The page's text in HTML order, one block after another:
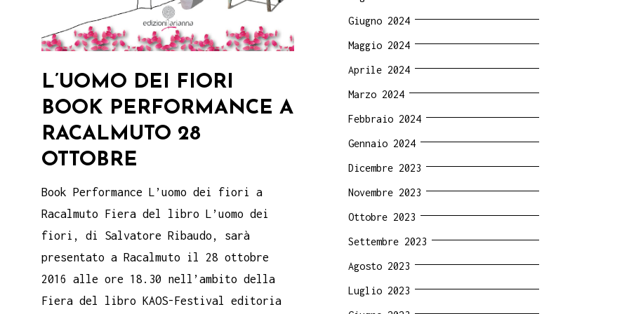
L’UOMO DEI FIORI
BOOK PERFORMANCE A
RACALMUTO 28
OTTOBRE
Book Performance L’uomo dei fiori a
Racalmuto Fiera del libro L’uomo dei
fiori, di Salvatore Ribaudo, sarà
presentato a Racalmuto il 28 ottobre
2016 alle ore 18.30 nell’ambito della
Fiera del libro KAOS-Festival editoria
Giugno 2024
Maggio 2024
Aprile 2024
Marzo 2024
Febbraio 2024
Gennaio 2024
Dicembre 2023
Novembre 2023
Ottobre 2023
Settembre 2023
Agosto 2023
Luglio 2023